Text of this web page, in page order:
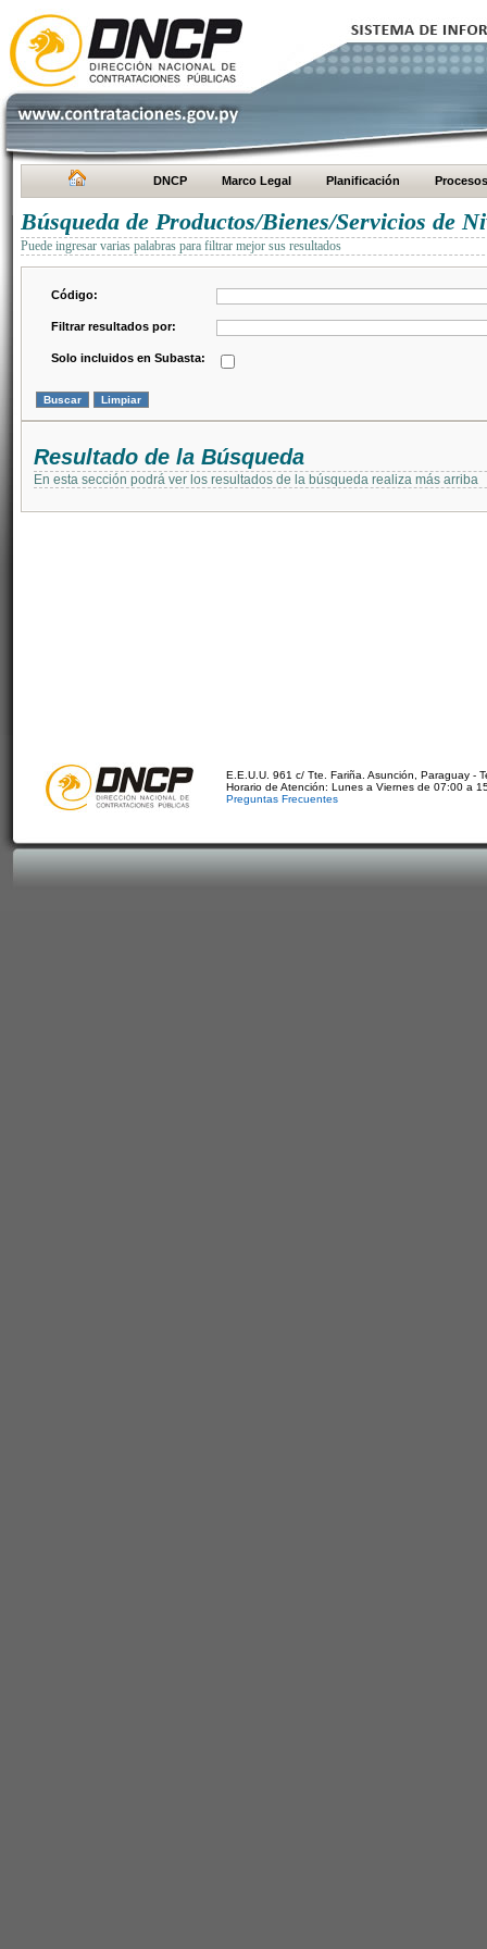
DNCP Marco Legal Planificación Procesos
Búsqueda de Productos/Bienes/Servicios de
Puede ingresar varias palabras para filtrar mejor sus resultados
Código:
Filtrar resultados por:
Solo incluidos en Subasta:
Resultado de la Búsqueda
En esta sección podrá ver los resultados de la búsqueda realiza más arriba
E.E.U.U. 961 c/ Tte. Fariña. Asunción, Paraguay -
Horario de Atención: Lunes a Viernes de 07:00 a
Preguntas Frecuentes